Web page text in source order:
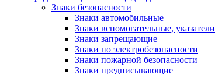
Знаки безопасности
Знаки автомобильные
Знаки вспомогательные, указатели
Знаки запрещающие
Знаки по электробезопасности
Знаки пожарной безопасности
Знаки предписывающие